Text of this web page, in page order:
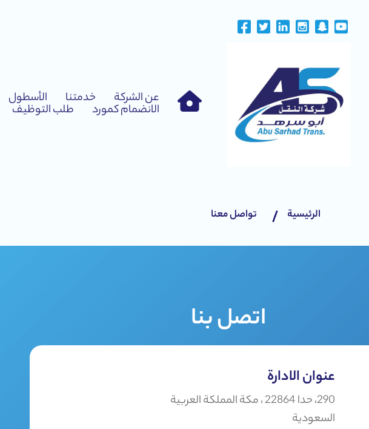
عن الشركة خدمتنا الأسطول
الانضمام كمورد طلب التوظيف
الرئيسية تواصل معنا
اتصل بنا
عنوان الادارة
290، حدا 22864 ، مكة المملكة العربية
السعودية